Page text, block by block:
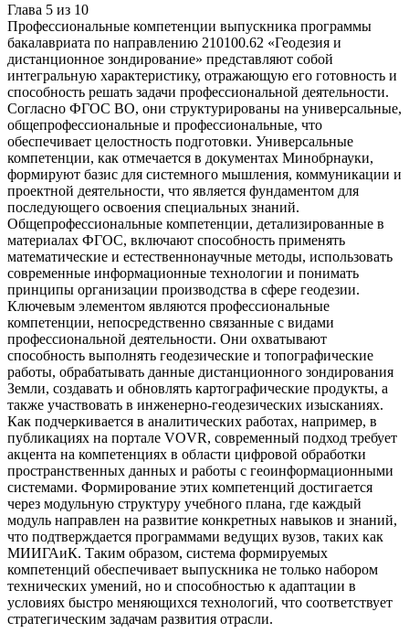
Глава 5 из 10
Профессиональные компетенции выпускника программы
бакалавриата по направлению 210100.62 «Геодезия и
дистанционное зондирование» представляют собой
интегральную характеристику, отражающую его готовность и
способность решать задачи профессиональной деятельности.
Согласно ФГОС ВО, они структурированы на универсальные,
общепрофессиональные и профессиональные, что
обеспечивает целостность подготовки. Универсальные
компетенции, как отмечается в документах Минобрнауки,
формируют базис для системного мышления, коммуникации и
проектной деятельности, что является фундаментом для
последующего освоения специальных знаний.
Общепрофессиональные компетенции, детализированные в
материалах ФГОС, включают способность применять
математические и естественнонаучные методы, использовать
современные информационные технологии и понимать
принципы организации производства в сфере геодезии.
Ключевым элементом являются профессиональные
компетенции, непосредственно связанные с видами
профессиональной деятельности. Они охватывают
способность выполнять геодезические и топографические
работы, обрабатывать данные дистанционного зондирования
Земли, создавать и обновлять картографические продукты, а
также участвовать в инженерно-геодезических изысканиях.
Как подчеркивается в аналитических работах, например, в
публикациях на портале VOVR, современный подход требует
акцента на компетенциях в области цифровой обработки
пространственных данных и работы с геоинформационными
системами. Формирование этих компетенций достигается
через модульную структуру учебного плана, где каждый
модуль направлен на развитие конкретных навыков и знаний,
что подтверждается программами ведущих вузов, таких как
МИИГАиК. Таким образом, система формируемых
компетенций обеспечивает выпускника не только набором
технических умений, но и способностью к адаптации в
условиях быстро меняющихся технологий, что соответствует
стратегическим задачам развития отрасли.